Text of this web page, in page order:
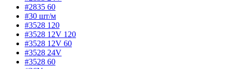
#2835 60
#30 шт/м
#3528 120
#3528 12V 120
#3528 12V 60
#3528 24V
#3528 60